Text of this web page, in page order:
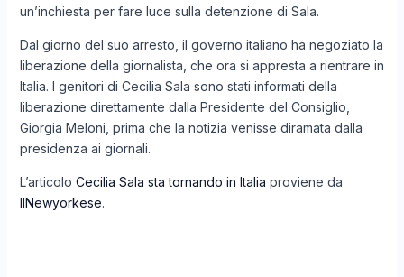
un’inchiesta per fare luce sulla detenzione di Sala.
Dal giorno del suo arresto, il governo italiano ha negoziato la
liberazione della giornalista, che ora si appresta a rientrare in
Italia. I genitori di Cecilia Sala sono stati informati della
liberazione direttamente dalla Presidente del Consiglio,
Giorgia Meloni, prima che la notizia venisse diramata dalla
presidenza ai giornali.
L’articolo Cecilia Sala sta tornando in Italia proviene da
IlNewyorkese.